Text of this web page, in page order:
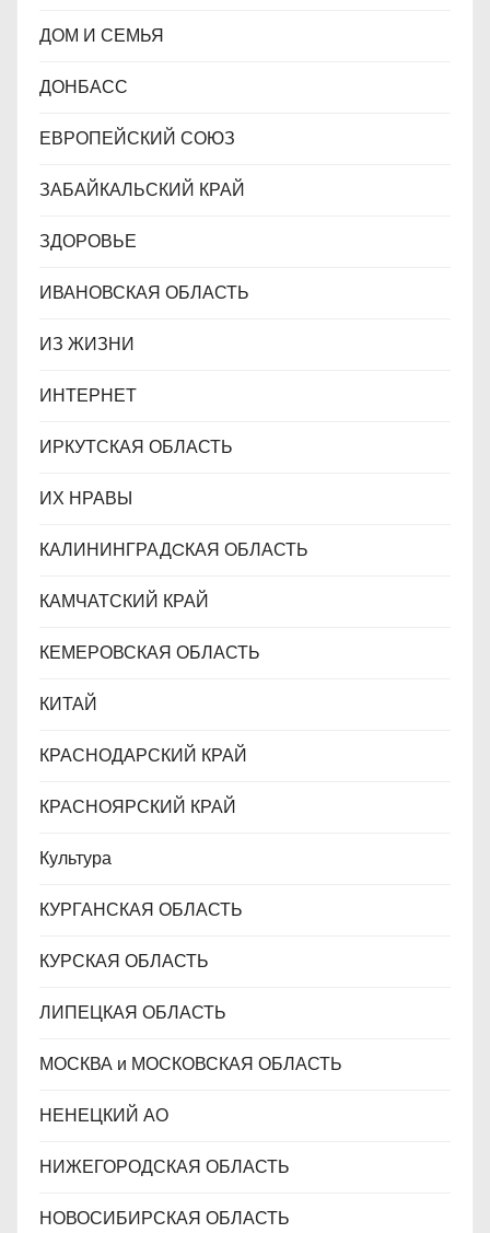
ДОМ И СЕМЬЯ
ДОНБАСС
ЕВРОПЕЙСКИЙ СОЮЗ
ЗАБАЙКАЛЬСКИЙ КРАЙ
ЗДОРОВЬЕ
ИВАНОВСКАЯ ОБЛАСТЬ
ИЗ ЖИЗНИ
ИНТЕРНЕТ
ИРКУТСКАЯ ОБЛАСТЬ
ИХ НРАВЫ
КАЛИНИНГРАДCКАЯ ОБЛАСТЬ
КАМЧАТСКИЙ КРАЙ
КЕМЕРОВСКАЯ ОБЛАСТЬ
КИТАЙ
КРАСНОДАРСКИЙ КРАЙ
КРАСНОЯРСКИЙ КРАЙ
Культура
КУРГАНСКАЯ ОБЛАСТЬ
КУРСКАЯ ОБЛАСТЬ
ЛИПЕЦКАЯ ОБЛАСТЬ
МОСКВА и МОСКОВСКАЯ ОБЛАСТЬ
НЕНЕЦКИЙ АО
НИЖЕГОРОДСКАЯ ОБЛАСТЬ
НОВОСИБИРСКАЯ ОБЛАСТЬ